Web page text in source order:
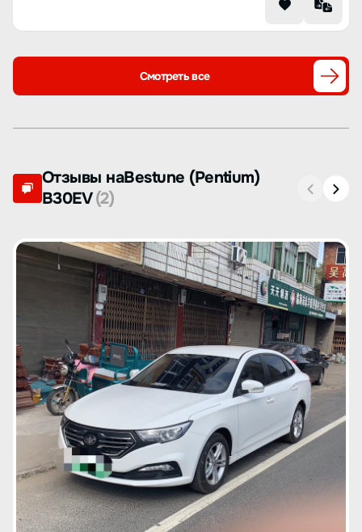
Смотреть все
Отзывы наBestune (Pentium)
B30EV(2)